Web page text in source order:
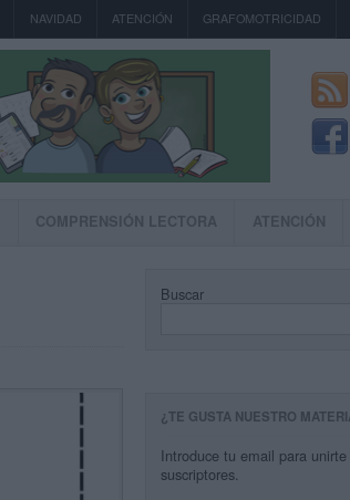
NAVIDAD ATENCIÓN GRAFOMOTRICIDAD
COMPRENSIÓN LECTORA ATENCIÓN
Buscar
¿TE GUSTA NUESTRO
Introduce tu email para
suscriptores.